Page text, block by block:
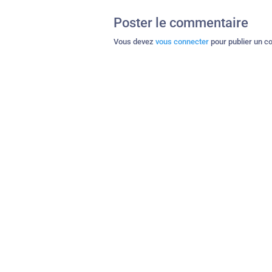
Poster le commentaire
Vous devez vous connecter pour publier un